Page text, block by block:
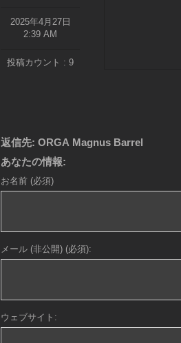
2025年4月27日
2:39 AM
投稿カウント : 9
返信先: ORGA Magnus Barrel
あなたの情報:
お名前 (必須)
メール (非公開) (必須):
ウェブサイト: